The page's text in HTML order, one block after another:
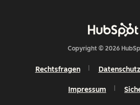
Copyright © 2026
Rechtsfragen
Impressum